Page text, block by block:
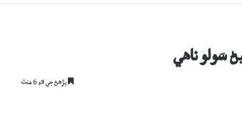
سَولو ناھي
پڙھڻ جي لاءِ 6 منٽ